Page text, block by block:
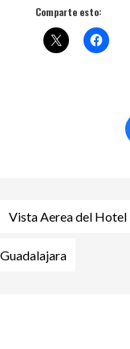
Comparte esto:
Navegación
entradas
Vista Aerea del Hotel
Guadalajara